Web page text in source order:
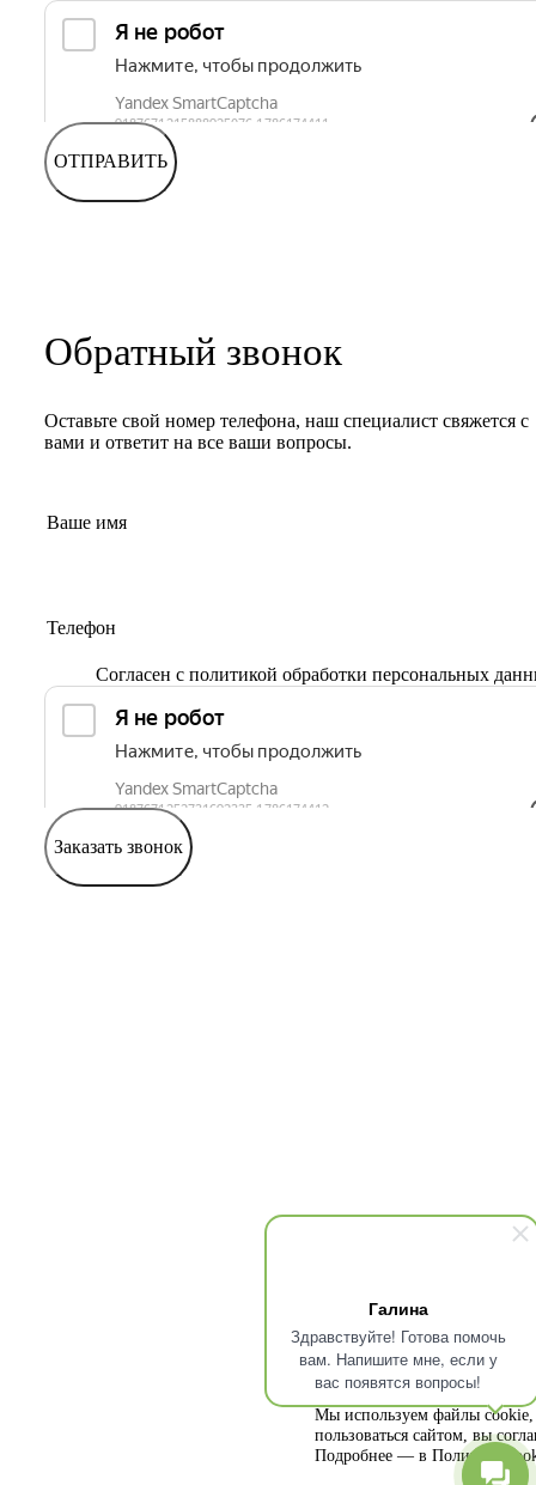
Галина
Здравствуйте! Готова помочь
вам. Напишите мне, если у
вас появятся вопросы!
Мы используем файлы cookie,
пользоваться сайтом, вы
Подробнее — в Политике
ОТПРАВИТЬ
Обратный звонок
Оставьте свой номер телефона, наш специалист свяжется с
вами и ответит на все ваши вопросы.
Согласен с политикой обработки персональных
Заказать звонок